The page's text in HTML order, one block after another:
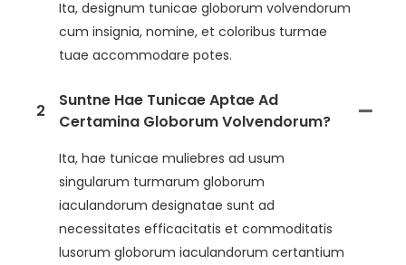
Ita, designum tunicae globorum volvendorum
cum insignia, nomine, et coloribus turmae
tuae accommodare potes.
2
Suntne Hae Tunicae Aptae Ad
Certamina Globorum Volvendorum?
Ita, hae tunicae muliebres ad usum
singularum turmarum globorum
iaculandorum designatae sunt ad
necessitates efficacitatis et commoditatis
lusorum globorum iaculandorum certantium